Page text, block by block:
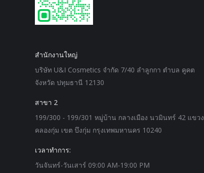
สำนักงานใหญ่
บริษัท U&I Cosmetics จำกัด 7/40 ลำลูกกา ตำบล คูคต
จังหวัด ปทุมธานี 12130
สาขา 2
199/300 - 199/301 หมู่บ้าน กลางเมือง นวมินทร์ 42 แขวง
คลองกุ่ม เขต บึงกุ่ม กรุงเทพมหานคร 10240
เวลาทำการ:
วันจันทร์-วันเสาร์ 09:00 AM-19:00 PM